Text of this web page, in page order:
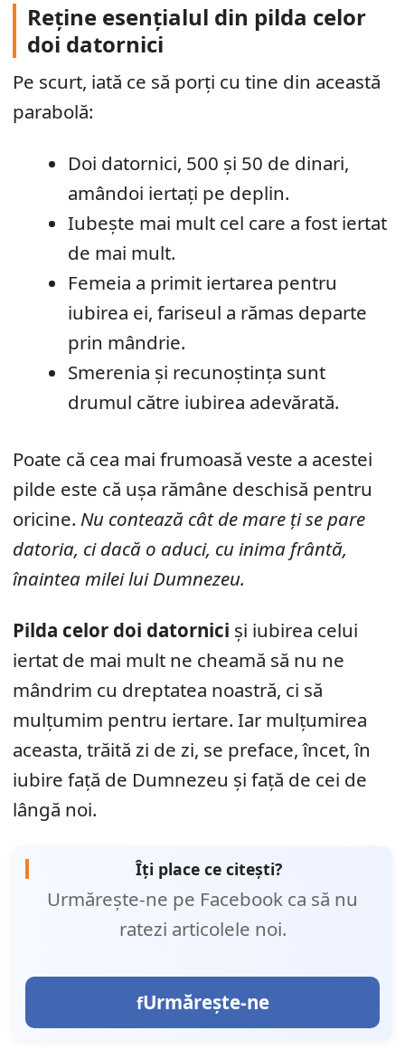
Reține esențialul din pilda celor
doi datornici
Pe scurt, iată ce să porți cu tine din această
parabolă:
Doi datornici, 500 și 50 de dinari,
amândoi iertați pe deplin.
Iubește mai mult cel care a fost iertat
de mai mult.
Femeia a primit iertarea pentru
iubirea ei, fariseul a rămas departe
prin mândrie.
Smerenia și recunoștința sunt
drumul către iubirea adevărată.
Poate că cea mai frumoasă veste a acestei
pilde este că ușa rămâne deschisă pentru
oricine. Nu contează cât de mare ți se pare
datoria, ci dacă o aduci, cu inima frântă,
înaintea milei lui Dumnezeu.
Pilda celor doi datornici și iubirea celui
iertat de mai mult ne cheamă să nu ne
mândrim cu dreptatea noastră, ci să
mulțumim pentru iertare. Iar mulțumirea
aceasta, trăită zi de zi, se preface, încet, în
iubire față de Dumnezeu și față de cei de
lângă noi.
Îți place ce citești?
Urmărește-ne pe Facebook ca să nu
ratezi articolele noi.
Urmărește-ne